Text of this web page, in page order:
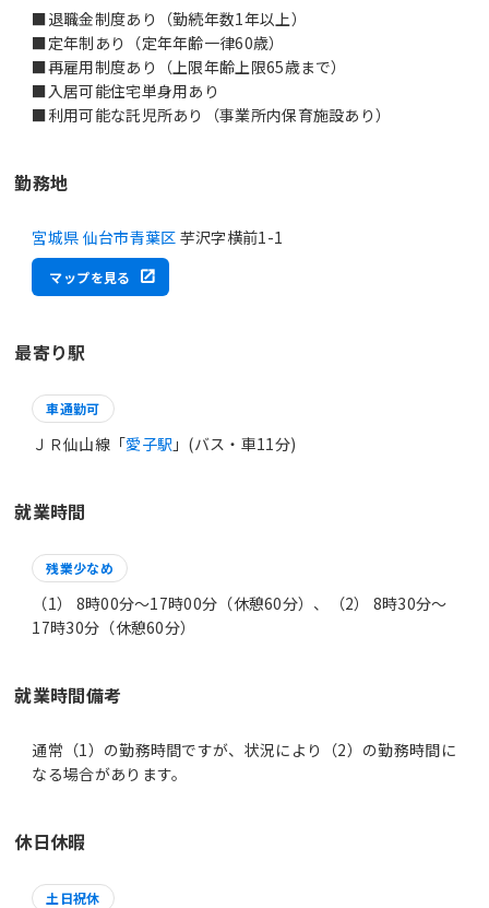
■退職金制度あり（勤続年数1年以上）
■定年制あり（定年年齢一律60歳）
■再雇用制度あり（上限年齢上限65歳まで）
■入居可能住宅単身用あり
■利用可能な託児所あり（事業所内保育施設あり）
勤務地
宮城県 仙台市青葉区 芋沢字横前1-1
マップを見る
最寄り駅
車通勤可
ＪＲ仙山線「愛子駅 」(バス・車11分)
就業時間
残業少なめ
（1） 8時00分〜17時00分（休憩60分）、（2） 8時30分〜
17時30分（休憩60分）
就業時間備考
通常（1）の勤務時間ですが、状況により（2）の勤務時間に
休日休暇
土日祝休